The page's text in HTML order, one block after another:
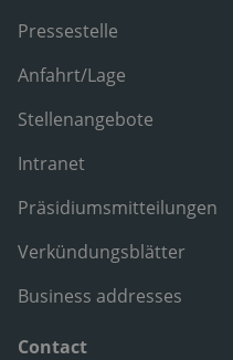
Pressestelle
Anfahrt/Lage
Stellenangebote
Intranet
Präsidiumsmitteilungen
Verkündungsblätter
Business addresses
Contact